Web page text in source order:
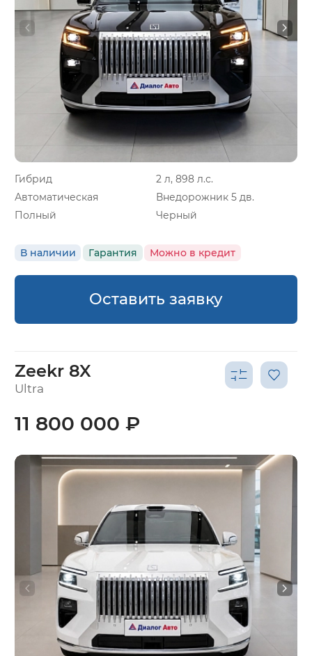
Гибрид
2 л, 898 л.с.
Автоматическая
Внедорожник 5 дв.
Полный
Черный
В наличии Гарантия Можно в кредит
Оставить заявку
Zeekr 8X
Ultra
11 800 000 ₽